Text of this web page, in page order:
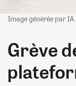
Image générée par IA
Grève